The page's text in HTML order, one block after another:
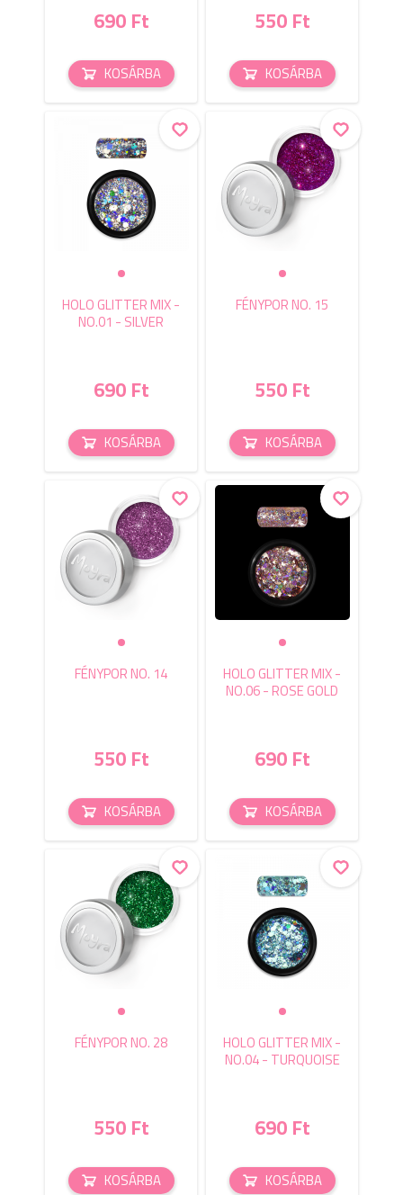
690 Ft
KOSÁRBA
550 Ft
KOSÁRBA
HOLO GLITTER MIX -
NO.01 - SILVER
690 Ft
KOSÁRBA
FÉNYPOR NO. 15
550 Ft
KOSÁRBA
FÉNYPOR NO. 14
550 Ft
KOSÁRBA
HOLO GLITTER MIX -
NO.06 - ROSE GOLD
690 Ft
KOSÁRBA
FÉNYPOR NO. 28
550 Ft
KOSÁRBA
HOLO GLITTER MIX -
NO.04 - TURQUOISE
690 Ft
KOSÁRBA